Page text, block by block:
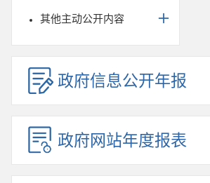
其他主动公开内容
政府信息公开年报
政府网站年度报表